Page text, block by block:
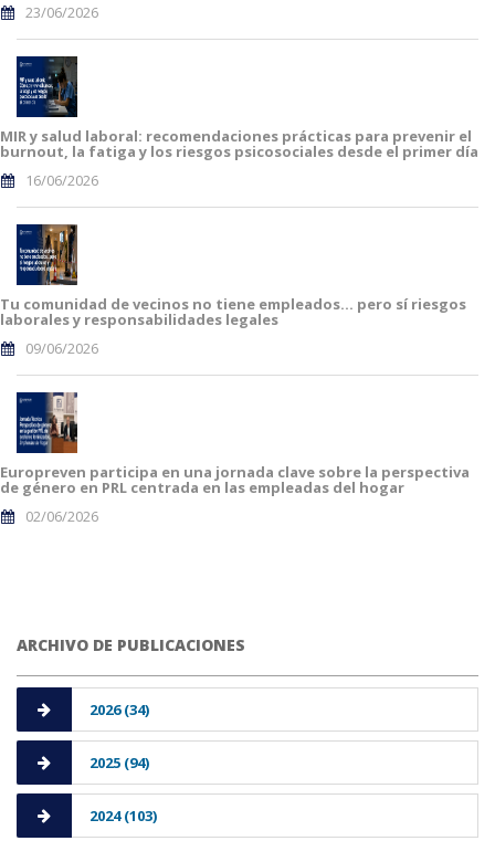
23/06/2026
MIR y salud laboral: recomendaciones prácticas para prevenir el
burnout, la fatiga y los riesgos psicosociales desde el primer día
16/06/2026
Tu comunidad de vecinos no tiene empleados… pero sí riesgos
laborales y responsabilidades legales
09/06/2026
Europreven participa en una jornada clave sobre la perspectiva
de género en PRL centrada en las empleadas del hogar
02/06/2026
ARCHIVO DE PUBLICACIONES
2026 (34)
2025 (94)
2024 (103)